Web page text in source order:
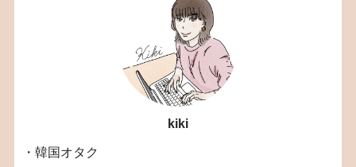
kiki
・韓国オタク